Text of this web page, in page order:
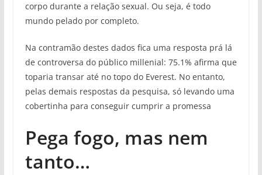
corpo durante a relação sexual. Ou seja, é todo
mundo pelado por completo.
Na contramão destes dados fica uma resposta prá lá
de controversa do público millenial: 75.1% afirma que
toparia transar até no topo do Everest. No entanto,
pelas demais respostas da pesquisa, só levando uma
cobertinha para conseguir cumprir a promessa
Pega fogo, mas nem
tanto…